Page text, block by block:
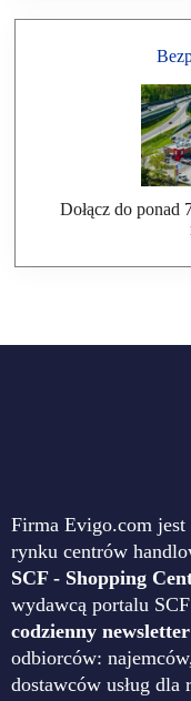
Dołącz do ponad
Firma Evigo.com
rynku centrów
SCF - Shopping
wydawcą portalu
codzienny newsletter
odbiorców:
dostawców usług